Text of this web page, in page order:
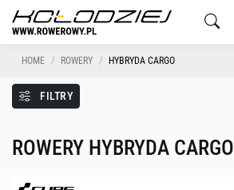
HOME ROWERY HYBRYDA CARGO
FILTRY
ROWERY HYBRYDA CARGO